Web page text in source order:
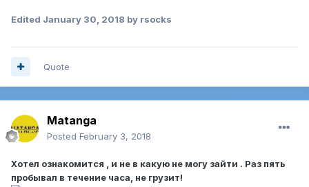
Edited January 30, 2018 by rsocks
Quote
Matanga
Posted February 3, 2018
Хотел ознакомится , и не в какую не могу зайти . Раз пять
пробывал в течение часа, не грузит!